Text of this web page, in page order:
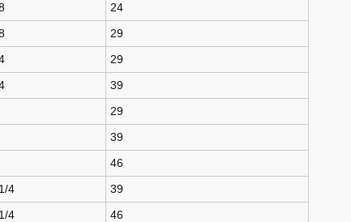
24
29
29
39
29
39
46
4
39
4
46